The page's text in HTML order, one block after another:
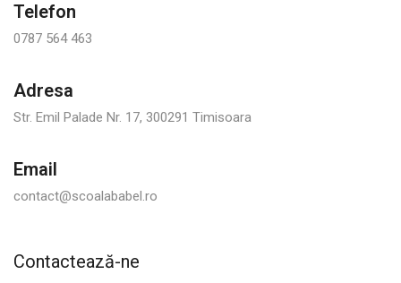
Telefon
0787 564 463
Adresa
Str. Emil Palade Nr. 17, 300291 Timisoara
Email
contact@scoalababel.ro
Contactează-ne